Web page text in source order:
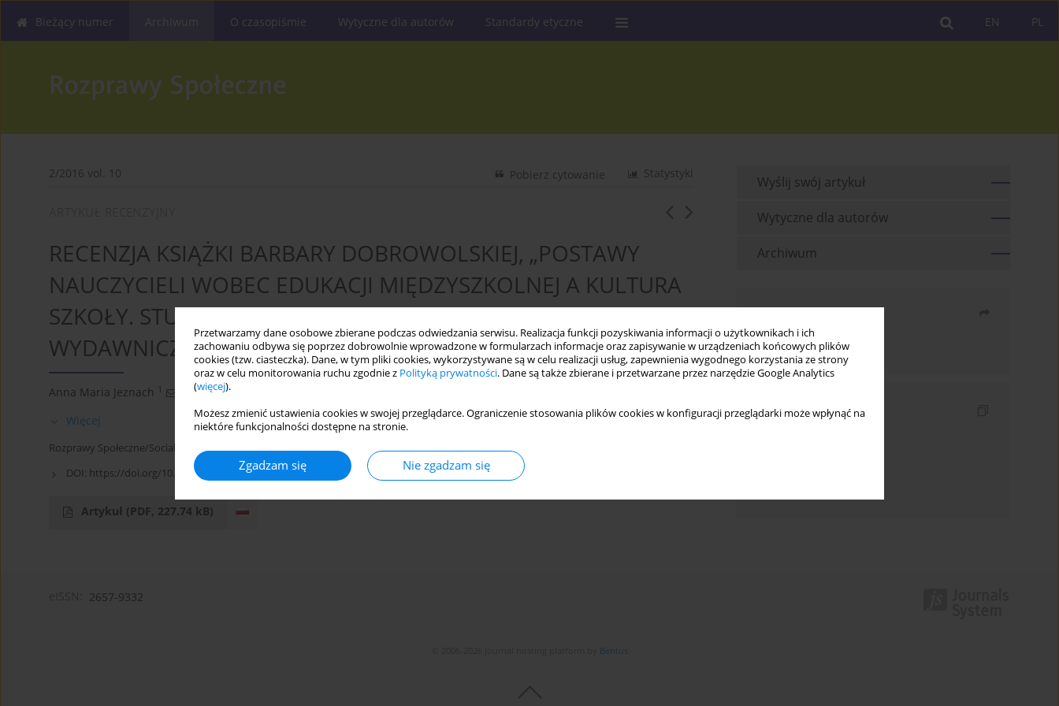
Przetwarzamy dane osobowe zbierane podczas odwiedzania serwisu. Realizacja funkcji pozyskiwania informacji o użytkownikach i ich
zachowaniu odbywa się poprzez dobrowolnie wprowadzone w formularzach informacje oraz zapisywanie w urządzeniach końcowych plików
cookies (tzw. ciasteczka). Dane, w tym pliki cookies, wykorzystywane są w celu realizacji usług, zapewnienia wygodnego korzystania ze strony
oraz w celu monitorowania ruchu zgodnie z Polityką prywatności. Dane są także zbierane i przetwarzane przez narzędzie Google Analytics
(więcej).
Możesz zmienić ustawienia cookies w swojej przeglądarce. Ograniczenie stosowania plików cookies w konfiguracji przeglądarki może wpłynąć na
niektóre funkcjonalności dostępne na stronie.
Zgadzam się Nie zgadzam się
PL
EN
Bieżący numer O czasopiśmie Wytyczne dla autorów Standardy etyczne
2/2016 vol. 10 Statystyki
Pobierz cytowanie
RECENZJA KSIĄŻKI BARBARY DOBROWOLSKIEJ, „POSTAWY
NAUCZYCIELI WOBEC EDUKACJI MIĘDZYSZKOLNEJ A KULTURA
SZKOŁY. STUDIUM SPOŁECZNO-PEDAGOGICZNE”, OFICYNA
WYDAWNICZA ,,IMPULS”, KRAKÓW 2015
Anna Maria Jeznach 1
Więcej
Rozprawy Społeczne/Social Dissertations 2016;10(2):83-85
DOI: https://doi.org/10.29316/rs/111023
Artykuł (PDF, 227.74 kB)
Wyślij swój artykuł
Wytyczne dla autorów
Archiwum
Wyślij mailem
Indeksy
2657-9332
Bentus